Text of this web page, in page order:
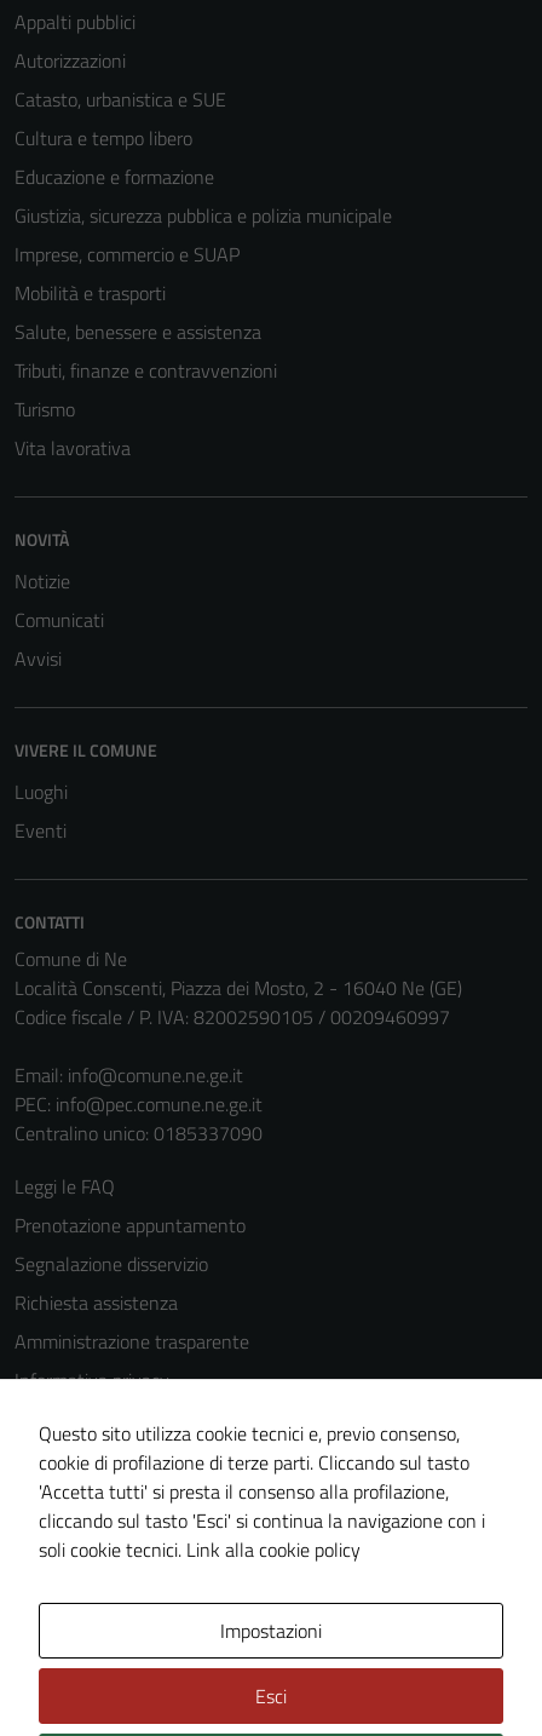
Appalti pubblici
Autorizzazioni
Catasto, urbanistica e SUE
Cultura e tempo libero
Educazione e formazione
Giustizia, sicurezza pubblica e polizia municipale
Imprese, commercio e SUAP
Mobilità e trasporti
Salute, benessere e assistenza
Tributi, finanze e contravvenzioni
Turismo
Vita lavorativa
NOVITÀ
Notizie
Comunicati
Avvisi
VIVERE IL COMUNE
Luoghi
Eventi
CONTATTI
Comune di Ne
Località Conscenti, Piazza dei Mosto, 2 - 16040 Ne (GE)
Codice fiscale / P. IVA: 82002590105 / 00209460997
Email: info@comune.ne.ge.it
PEC: info@pec.comune.ne.ge.it
Centralino unico: 0185337090
Leggi le FAQ
Prenotazione appuntamento
Segnalazione disservizio
Richiesta assistenza
Amministrazione trasparente
Informativa privacy
Cookie Policy
Note legali
Dichiarazione di accessibilità
Piano di miglioramento del sito
Questo sito utilizza cookie tecnici e, previo consenso,
cookie di profilazione di terze parti. Cliccando sul tasto
'Accetta tutti' si presta il consenso alla profilazione,
cliccando sul tasto 'Esci' si continua la navigazione con i
soli cookie tecnici. Link alla cookie policy
Impostazioni
Esci
Tecnici
Questi cookie
non raccolgono